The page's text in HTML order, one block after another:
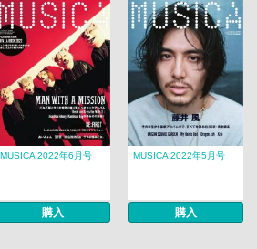
MUSICA 2022年6月号
購入
MUSICA 2022年5月号
購入